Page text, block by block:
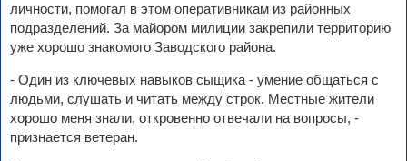
личности, помогал в этом оперативникам из районных
подразделений. За майором милиции закрепили территорию
уже хорошо знакомого Заводского района.
- Один из ключевых навыков сыщика - умение общаться с
людьми, слушать и читать между строк. Местные жители
хорошо меня знали, откровенно отвечали на вопросы, -
признается ветеран.